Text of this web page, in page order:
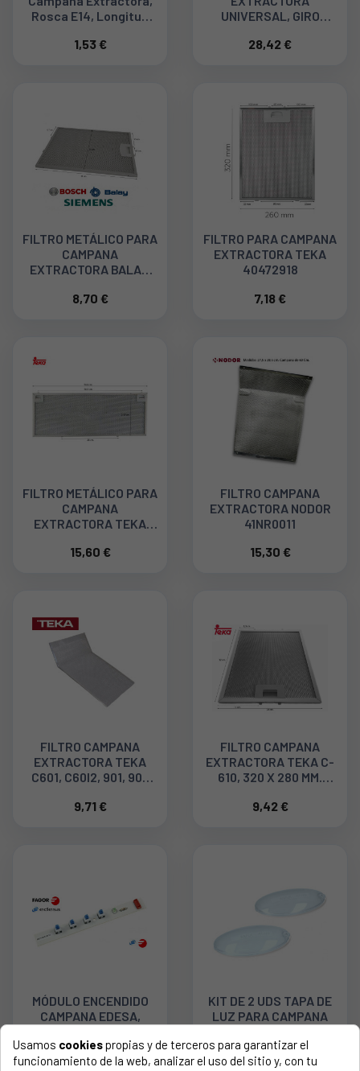
Rosca E14, Longitud
1,53 €
UNIVERSAL, GIRO
65002733017
28,42 €
FILTRO METÁLICO PARA
CAMPANA
EXTRACTORA BALAY,
00353110
8,70 €
FILTRO PARA CAMPANA
EXTRACTORA TEKA
40472918
7,18 €
FILTRO METÁLICO PARA
CAMPANA
EXTRACTORA TEKA
15,60 €
FILTRO CAMPANA
EXTRACTORA NODOR
41NR0011
15,30 €
FILTRO CAMPANA
EXTRACTORA TEKA
C601, C60I2, 901, 902
9,71 €
FILTRO CAMPANA
EXTRACTORA TEKA C-
610, 320 X 280 MM.
9,42 €
MÓDULO ENCENDIDO
CAMPANA EDESA,
27,67 €
KIT DE 2 UDS TAPA DE
LUZ PARA CAMPANA
MEPAMSA 1330058595
4,02 €
Usamos cookiespropias y de terceros para garantizar el
funcionamiento de la web, analizar el uso del sitio y, con tu